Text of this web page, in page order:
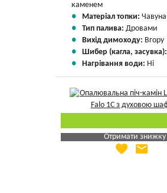
каменем
Матеріал топки: Чавуна
Тип палива: Дровами
Вихід димоходу: Вгору
Шибер (кагла,
Нагрівання води: Ні
Отримати знижку
Яка Ваша ціна
favorite email